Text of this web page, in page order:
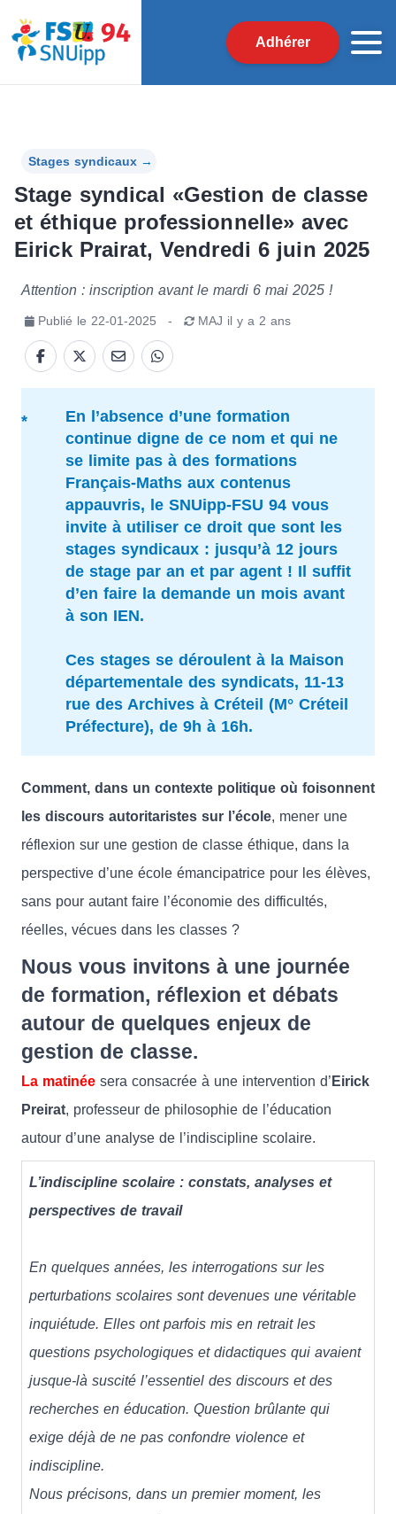
Adhérer
Stages syndicaux →
Stage syndical «Gestion de classe
et éthique professionnelle» avec
Eirick Prairat, Vendredi 6 juin 2025
Attention : inscription avant le mardi 6 mai 2025 !
Publié le 22-01-2025 - MAJ il y a 2 ans
En l’absence d’une formation
continue digne de ce nom et qui ne
se limite pas à des formations
Français-Maths aux contenus
appauvris, le SNUipp-FSU 94 vous
invite à utiliser ce droit que sont les
stages syndicaux : jusqu’à 12 jours
de stage par an et par agent ! Il suffit
d’en faire la demande un mois avant
à son IEN.
Ces stages se déroulent à la Maison
départementale des syndicats, 11-13
rue des Archives à Créteil (M° Créteil
Préfecture), de 9h à 16h.
Comment, dans un contexte politique où foisonnent
les discours autoritaristes sur l’école, mener une
réflexion sur une gestion de classe éthique, dans la
perspective d’une école émancipatrice pour les élèves,
sans pour autant faire l’économie des difficultés,
réelles, vécues dans les classes ?
Nous vous invitons à une journée
de formation, réflexion et débats
autour de quelques enjeux de
gestion de classe.
La matinée sera consacrée à une intervention d’ Eirick
Preirat, professeur de philosophie de l’éducation
autour d’une analyse de l’indiscipline scolaire.
L’indiscipline scolaire : constats, analyses et
perspectives de travail
En quelques années, les interrogations sur les
perturbations scolaires sont devenues une véritable
inquiétude. Elles ont parfois mis en retrait les
questions psychologiques et didactiques qui avaient
jusque-là suscité l’essentiel des discours et des
recherches en éducation. Question brûlante qui
exige déjà de ne pas confondre violence et
indiscipline.
Nous précisons, dans un premier moment, les